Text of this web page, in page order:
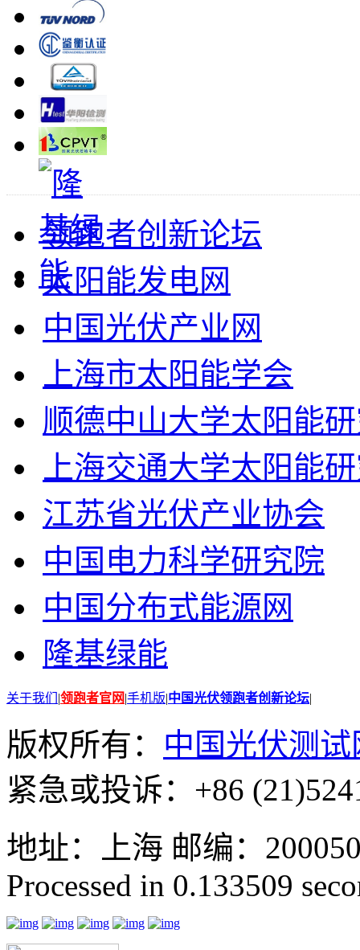
领跑者创新论坛
太阳能发电网
中国光伏产业网
上海市太阳能学会
顺德中山大学太阳能
上海交通大学太阳能
江苏省光伏产业协会
中国电力科学研究院
中国分布式能源网
隆基绿能
关于我们 |领跑者官网|手机版|中国光伏领跑者创新论坛|
版权所有： 中国光伏测试
紧急或投诉：+86
地址：上海 邮编：
Processed in 0.133509